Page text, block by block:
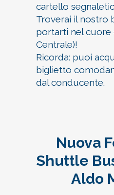
cartello
Troverai il nostro
portarti nel cuore
Centrale)!
Ricorda: puoi
biglietto
dal conducente.
Nuova
Shuttle
Aldo